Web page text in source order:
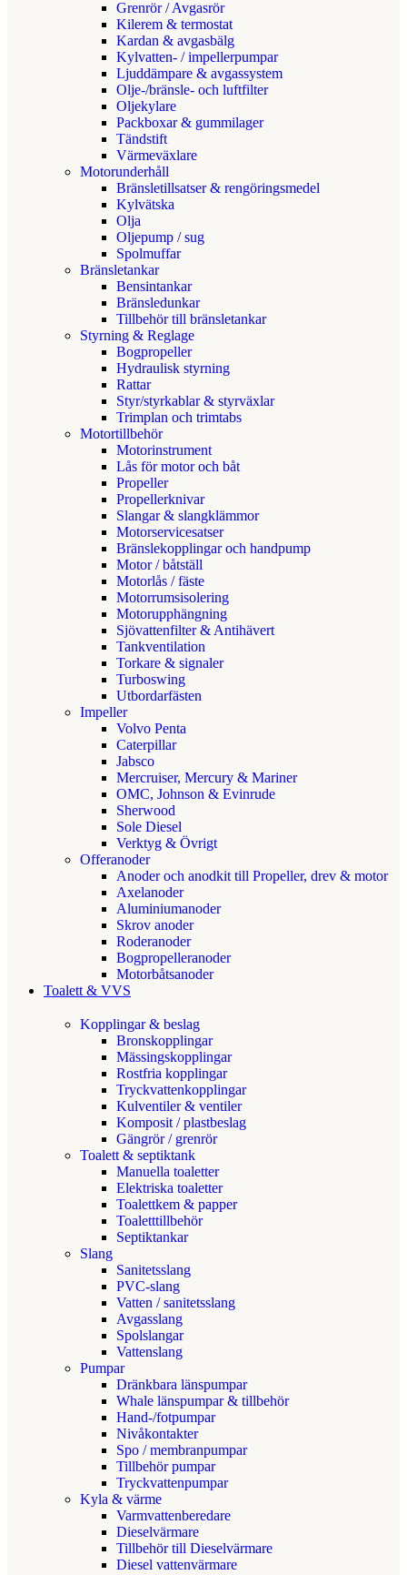
Grenrör / Avgasrör
Kilerem & termostat
Kardan & avgasbälg
Kylvatten- / impellerpumpar
Ljuddämpare & avgassystem
Olje-/bränsle- och luftfilter
Oljekylare
Packboxar & gummilager
Tändstift
Värmeväxlare
Motorunderhåll
Bränsletillsatser & rengöringsmedel
Kylvätska
Olja
Oljepump / sug
Spolmuffar
Bränsletankar
Bensintankar
Bränsledunkar
Tillbehör till bränsletankar
Styrning & Reglage
Bogpropeller
Hydraulisk styrning
Rattar
Styr/styrkablar & styrväxlar
Trimplan och trimtabs
Motortillbehör
Motorinstrument
Lås för motor och båt
Propeller
Propellerknivar
Slangar & slangklämmor
Motorservicesatser
Bränslekopplingar och handpump
Motor / båtställ
Motorlås / fäste
Motorrumsisolering
Motorupphängning
Sjövattenfilter & Antihävert
Tankventilation
Torkare & signaler
Turboswing
Utbordarfästen
Impeller
Volvo Penta
Caterpillar
Jabsco
Mercruiser, Mercury & Mariner
OMC, Johnson & Evinrude
Sherwood
Sole Diesel
Verktyg & Övrigt
Offeranoder
Anoder och anodkit till Propeller, drev & motor
Axelanoder
Aluminiumanoder
Skrov anoder
Roderanoder
Bogpropelleranoder
Motorbåtsanoder
Toalett & VVS
Kopplingar & beslag
Bronskopplingar
Mässingskopplingar
Rostfria kopplingar
Tryckvattenkopplingar
Kulventiler & ventiler
Komposit / plastbeslag
Gängrör / grenrör
Toalett & septiktank
Manuella toaletter
Elektriska toaletter
Toalettkem & papper
Toaletttillbehör
Septiktankar
Slang
Sanitetsslang
PVC-slang
Vatten / sanitetsslang
Avgasslang
Spolslangar
Vattenslang
Pumpar
Dränkbara länspumpar
Whale länspumpar & tillbehör
Hand-/fotpumpar
Nivåkontakter
Spo / membranpumpar
Tillbehör pumpar
Tryckvattenpumpar
Kyla & värme
Varmvattenberedare
Dieselvärmare
Tillbehör till Dieselvärmare
Diesel vattenvärmare